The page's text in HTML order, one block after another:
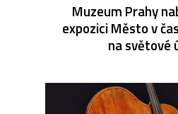
Muzeum Prahy
expozici Město v
na světové